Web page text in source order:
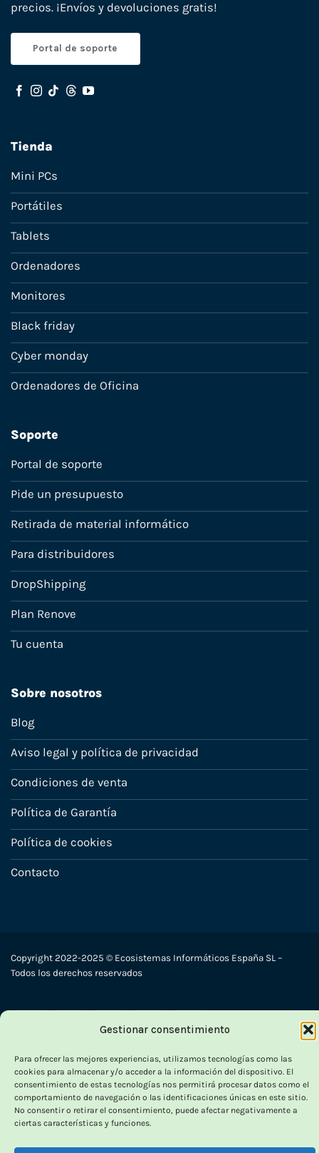
Gestionar consentimiento
Para ofrecer las mejores experiencias, utilizamos tecnologías como las
cookies para almacenar y/o acceder a la información del dispositivo. El
consentimiento de estas tecnologías nos permitirá procesar datos como el
comportamiento de navegación o las identificaciones únicas en este sitio.
No consentir o retirar el consentimiento, puede afectar negativamente a
ciertas características y funciones.
precios. ¡Envíos y devoluciones gratis!
Portal de soporte
Tienda
Mini PCs
Portátiles
Tablets
Ordenadores
Monitores
Black friday
Cyber monday
Ordenadores de Oficina
Soporte
Portal de soporte
Pide un presupuesto
Retirada de material informático
Para distribuidores
DropShipping
Plan Renove
Tu cuenta
Sobre nosotros
Blog
Aviso legal y política de privacidad
Condiciones de venta
Política de Garantía
Política de cookies
Contacto
Copyright 2022-2025 © Ecosistemas Informáticos España SL –
Todos los derechos reservados
Delivery